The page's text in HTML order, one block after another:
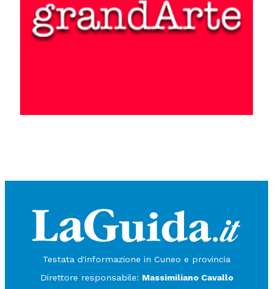
Testata d'informazione in Cuneo e provincia
Direttore responsabile: Massimiliano Cavallo